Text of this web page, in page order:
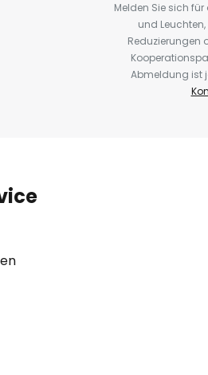
Melden Sie sich
und
Reduzierungen
Abmeldung ist